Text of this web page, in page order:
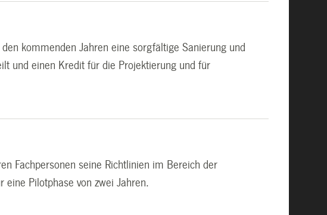
kommenden Jahren eine sorgfältige Sanierung und
und einen Kredit für die Projektierung und für
Fachpersonen seine Richtlinien im Bereich der
Pilotphase von zwei Jahren.